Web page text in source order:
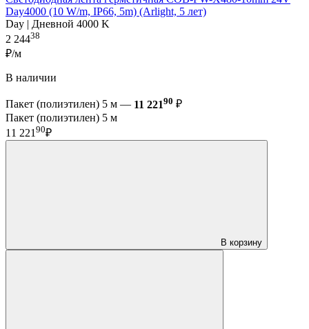
Day4000 (10 W/m, IP66, 5m) (Arlight, 5 лет)
Day | Дневной 4000 K
2 24438
₽/м
В наличии
Пакет (полиэтилен) 5 м — 11 22190 ₽
Пакет (полиэтилен) 5 м
11 221 90₽
В корзину